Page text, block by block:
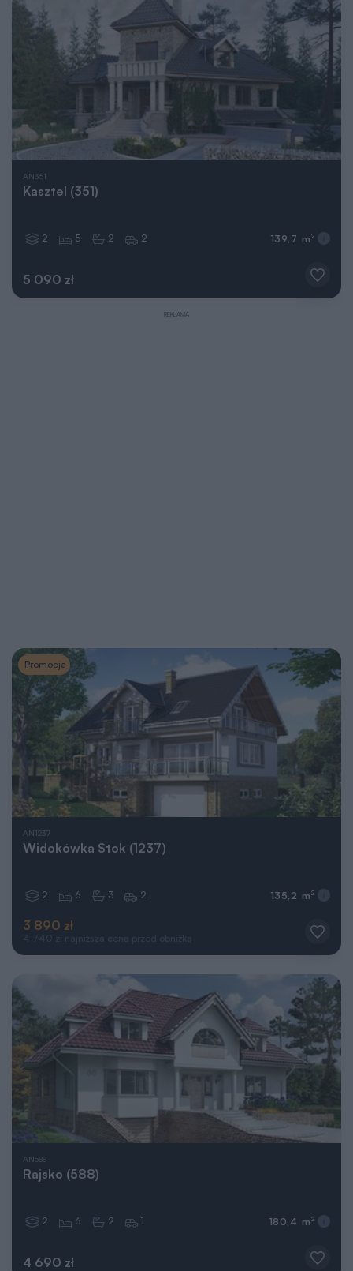
AN351
Kasztel (351)
5 090 zł
2 5 2 2 139,7 m 2
REKLAMA
Promocja
AN1237
Widokówka Stok (1237)
3 890 zł
4 740 zł najniższa cena przed obniżką
2 6 3 2 135,2 m 2
AN588
Rajsko (588)
4 690 zł
2 6 2 1 180,4 m 2